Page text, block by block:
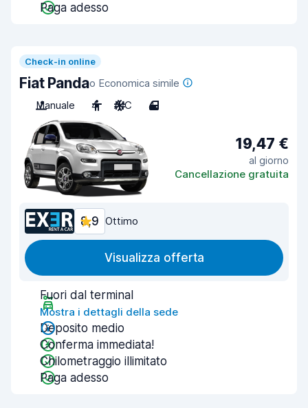
Paga adesso
Check-in online
Fiat Pandao Economica simile
Manuale
4 A/C 4
19,47 €
al giorno
Cancellazione gratuita
8,9 Ottimo
Visualizza offerta
Fuori dal terminal
Mostra i dettagli della sede
Deposito medio
Conferma immediata!
Chilometraggio illimitato
Paga adesso